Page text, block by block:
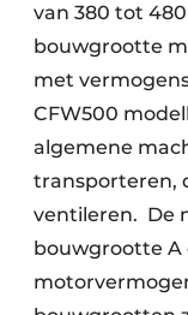
van 380 tot
bouwgrootte
met
CFW500
algemene
transporteren,
ventileren. De
bouwgrootte A